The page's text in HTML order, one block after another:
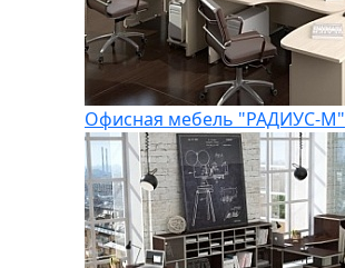
Офисная мебель "РАДИУС-М"